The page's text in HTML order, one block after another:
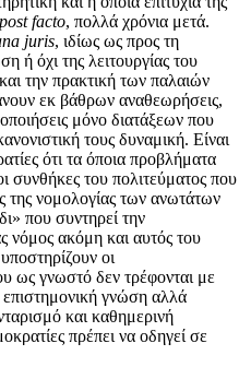
facto, πολλά χρόνια μετά.
juris, ιδίως ως προς τη
ή όχι της λειτουργίας του
την πρακτική των παλαιών
εκ βάθρων αναθεωρήσεις,
μόνο διατάξεων που
τους δυναμική. Είναι
ότι τα όποια προβλήματα
συνθήκες του πολιτεύματος που
της νομολογίας των ανωτάτων
που συντηρεί την
νόμος ακόμη και αυτός του
οι
ως γνωστό δεν τρέφονται με
γνώση αλλά
και καθημερινή
πρέπει να οδηγεί σε